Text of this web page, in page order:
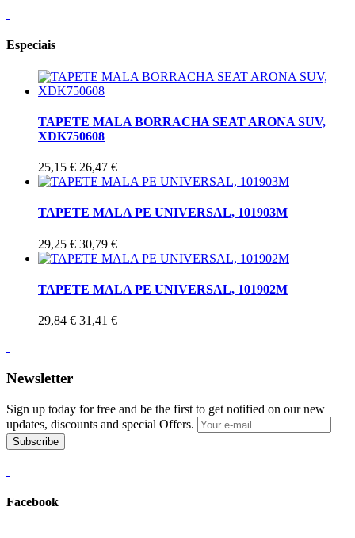
Especiais
TAPETE MALA BORRACHA SEAT ARONA SUV,
XDK750608
25,15 € 26,47 €
TAPETE MALA PE UNIVERSAL, 101903M
29,25 € 30,79 €
TAPETE MALA PE UNIVERSAL, 101902M
29,84 € 31,41 €
Newsletter
Sign up today for free and be the first to get notified on our new
updates, discounts and special Offers.
Subscribe
Facebook